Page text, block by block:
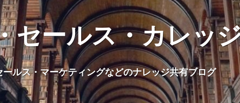
セールス・カレッ
ールス・マーケティングなどのナレッジ共有ブログ